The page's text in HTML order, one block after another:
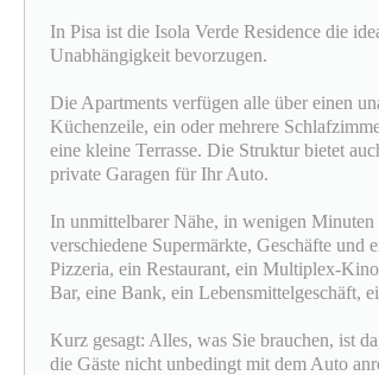
In Pisa ist die Isola Verde Residence die
Unabhängigkeit bevorzugen.
Die Apartments verfügen alle über einen
Küchenzeile, ein oder mehrere
eine kleine Terrasse. Die Struktur bietet
private Garagen für Ihr Auto.
In unmittelbarer Nähe, in wenigen
verschiedene Supermärkte, Geschäfte
Pizzeria, ein Restaurant, ein Multiplex-
Bar, eine Bank, ein Lebensmittelgeschäft,
Kurz gesagt: Alles, was Sie brauchen, ist
die Gäste nicht unbedingt mit dem Auto